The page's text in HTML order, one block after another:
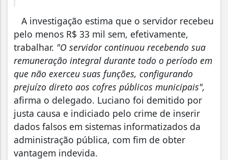
A investigação estima que o servidor recebeu
pelo menos R$ 33 mil sem, efetivamente,
trabalhar. "O servidor continuou recebendo sua
remuneração integral durante todo o período em
que não exerceu suas funções, configurando
prejuízo direto aos cofres públicos municipais",
afirma o delegado. Luciano foi demitido por
justa causa e indiciado pelo crime de inserir
dados falsos em sistemas informatizados da
administração pública, com fim de obter
vantagem indevida.